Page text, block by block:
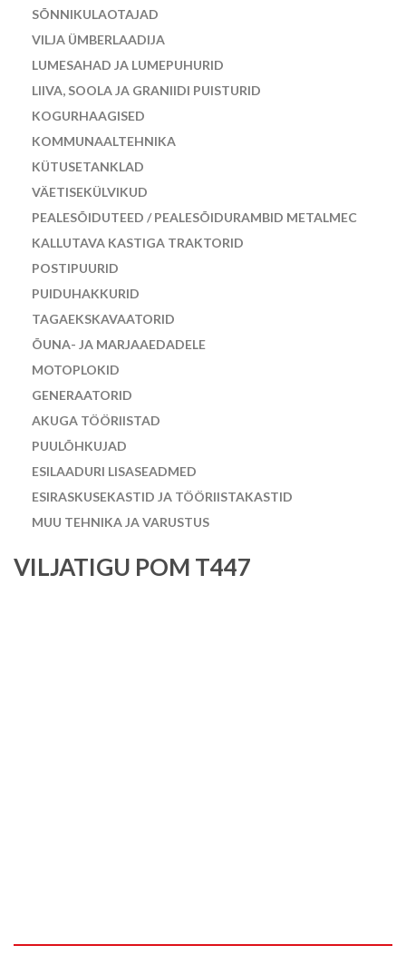
SÕNNIKULAOTAJAD
VILJA ÜMBERLAADIJA
LUMESAHAD JA LUMEPUHURID
LIIVA, SOOLA JA GRANIIDI PUISTURID
KOGURHAAGISED
KOMMUNAALTEHNIKA
KÜTUSETANKLAD
VÄETISEKÜLVIKUD
PEALESÕIDUTEED / PEALESÕIDURAMBID METALMEC
KALLUTAVA KASTIGA TRAKTORID
POSTIPUURID
PUIDUHAKKURID
TAGAEKSKAVAATORID
ÕUNA- JA MARJAAEDADELE
MOTOPLOKID
GENERAATORID
AKUGA TÖÖRIISTAD
PUULÕHKUJAD
ESILAADURI LISASEADMED
ESIRASKUSEKASTID JA TÖÖRIISTAKASTID
MUU TEHNIKA JA VARUSTUS
VILJATIGU POM T447